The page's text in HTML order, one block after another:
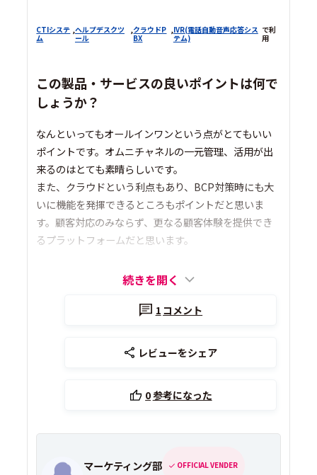
CTIシステ
ム
,ヘルプデスクツ
ール
,クラウドP
BX
,IVR(電話自動音声応答シス
テム)
で利
用
この製品・サービスの良いポイントは何で
しょうか？
なんといってもオールインワンという点がとてもいい
ポイントです。オムニチャネルの一元管理、活用が出
来るのはとても素晴らしいです。
また、クラウドという利点もあり、BCP対策時にも大
いに機能を発揮できるところもポイントだと思いま
す。顧客対応のみならず、更なる顧客体験を提供でき
るプラットフォームだと思います。
続きを開く
1 コメント
レビューをシェア
0参考になった
マーケティング部 OFFICIAL VENDER